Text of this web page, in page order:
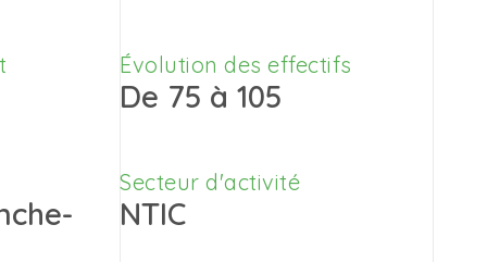
Évolution des effectifs
De 75 à 105
Secteur d'activité
NTIC